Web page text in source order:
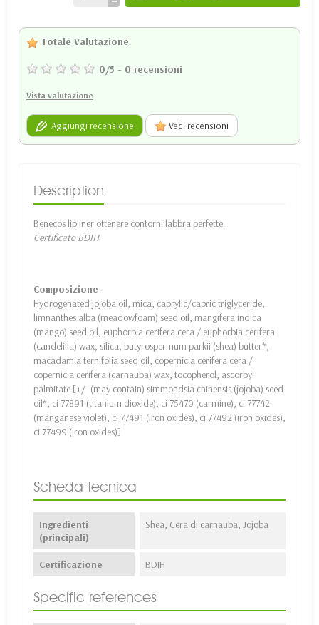
Totale Valutazione:
0/5 - 0 recensioni
Vista valutazione
Aggiungi recensione Vedi recensioni
Description
Benecos lipliner ottenere contorni labbra perfette.
Certificato BDIH
Composizione
Hydrogenated jojoba oil, mica, caprylic/capric triglyceride,
limnanthes alba (meadowfoam) seed oil, mangifera indica
(mango) seed oil, euphorbia cerifera cera / euphorbia cerifera
(candelilla) wax, silica, butyrospermum parkii (shea) butter*,
macadamia ternifolia seed oil, copernicia cerifera cera /
copernicia cerifera (carnauba) wax, tocopherol, ascorbyl
palmitate [+/- (may contain) simmondsia chinensis (jojoba) seed
oil*, ci 77891 (titanium dioxide), ci 75470 (carmine), ci 77742
(manganese violet), ci 77491 (iron oxides), ci 77492 (iron oxides),
ci 77499 (iron oxides)]
Scheda tecnica
Ingredienti
(principali)
Shea, Cera di carnauba, Jojoba
Certificazione BDIH
Specific references